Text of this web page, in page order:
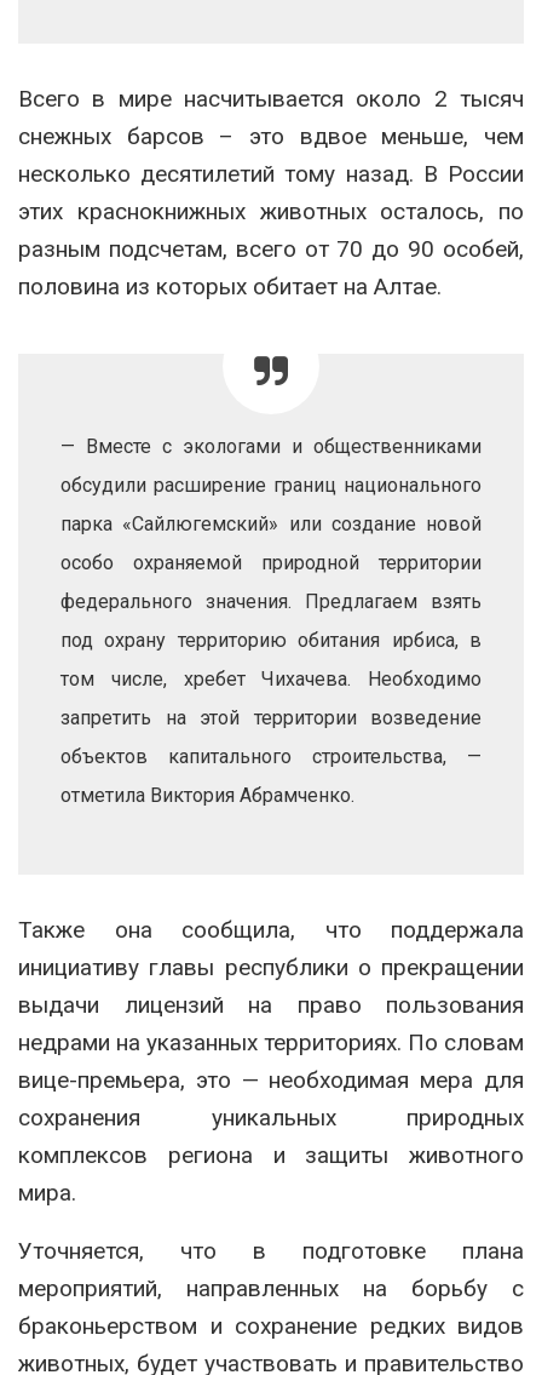
Всего в мире насчитывается около 2 тысяч
снежных барсов – это вдвое меньше, чем
несколько десятилетий тому назад. В России
этих краснокнижных животных осталось, по
разным подсчетам, всего от 70 до 90 особей,
половина из которых обитает на Алтае.
— Вместе с экологами и общественниками
обсудили расширение границ национального
парка «Сайлюгемский» или создание новой
особо охраняемой природной территории
федерального значения. Предлагаем взять
под охрану территорию обитания ирбиса, в
том числе, хребет Чихачева. Необходимо
запретить на этой территории возведение
объектов капитального строительства, —
отметила Виктория Абрамченко.
Также она сообщила, что поддержала
инициативу главы республики о прекращении
выдачи лицензий на право пользования
недрами на указанных территориях. По словам
вице-премьера, это — необходимая мера для
сохранения уникальных природных
комплексов региона и защиты животного
мира.
Уточняется, что в подготовке плана
мероприятий, направленных на борьбу с
браконьерством и сохранение редких видов
животных, будет участвовать и правительство